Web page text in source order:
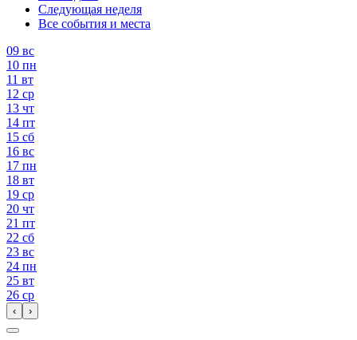
Следующая неделя
Все события и места
09 вс
10 пн
11 вт
12 ср
13 чт
14 пт
15 сб
16 вс
17 пн
18 вт
19 ср
20 чт
21 пт
22 сб
23 вс
24 пн
25 вт
26 ср
‹ ›